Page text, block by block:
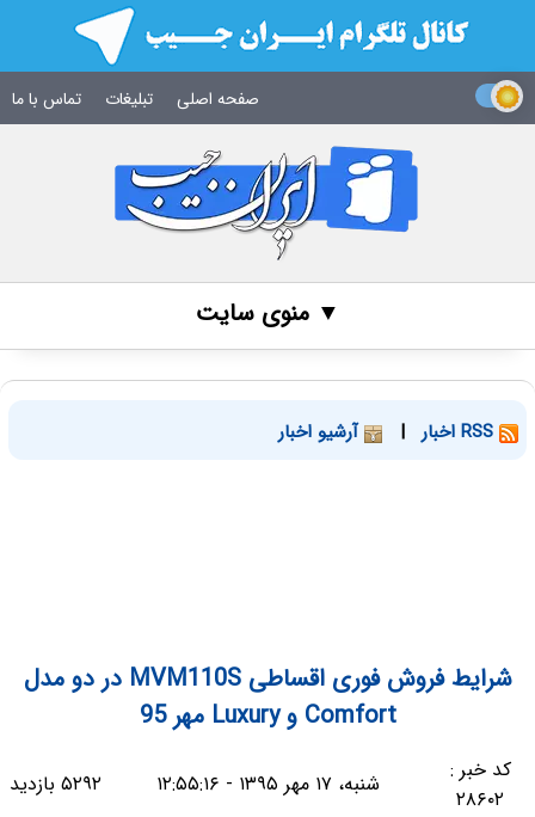
صفحه اصلی تبلیغات تماس با ما
▼ منوی سایت
| آرشیو اخبار
شرایط فروش فوری اقساطی MVM110S در دو مدل
Comfort و Luxury مهر 95
کد خبر :
۲۸۶۰۲
شنبه، ۱۷ مهر ۱۳۹۵ - ۱۲:۵۵:۱۶ ۵۲۹۲ بازدید